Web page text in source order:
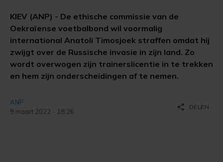
KIEV (ANP) - De ethische commissie van de
Oekraïense voetbalbond wil voormalig
international Anatoli Timosjoek straffen omdat hij
zwijgt over de Russische invasie in zijn land. Zo
wordt overwogen zijn trainerslicentie in te trekken
en hem zijn onderscheidingen af te nemen.
ANP
9 maart 2022 - 18:26
share DELEN